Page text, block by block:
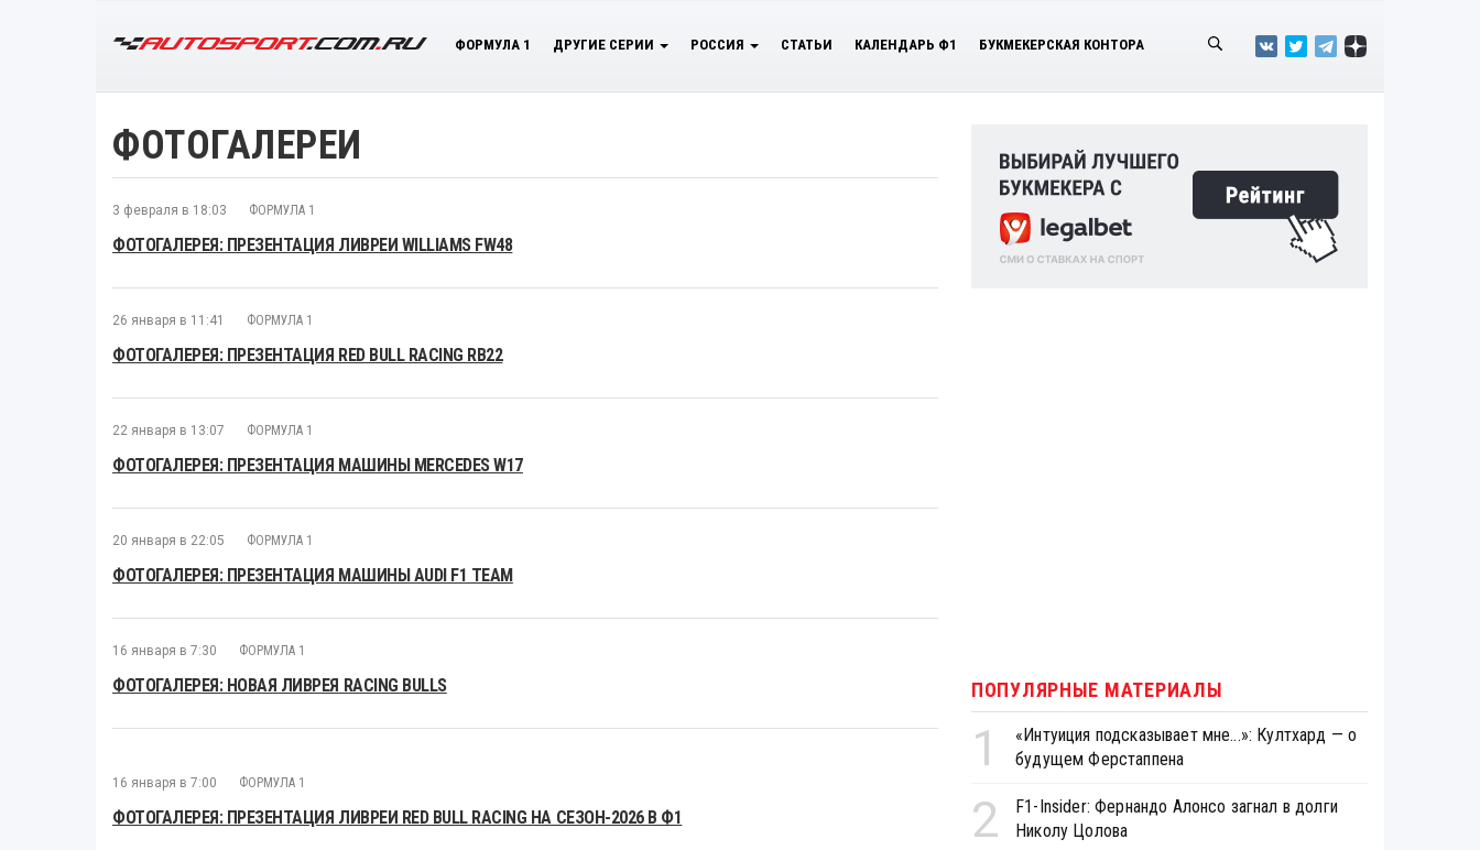
ФОРМУЛА 1 ДРУГИЕ СЕРИИ РОССИЯ СТАТЬИ КАЛЕНДАРЬ Ф1 БУКМЕКЕРСКАЯ КОНТОРА
ФОТОГАЛЕРЕИ
3 февраля в 18:03 ФОРМУЛА 1
ФОТОГАЛЕРЕЯ: ПРЕЗЕНТАЦИЯ ЛИВРЕИ WILLIAMS FW48
26 января в 11:41 ФОРМУЛА 1
ФОТОГАЛЕРЕЯ: ПРЕЗЕНТАЦИЯ RED BULL RACING RB22
22 января в 13:07 ФОРМУЛА 1
ФОТОГАЛЕРЕЯ: ПРЕЗЕНТАЦИЯ МАШИНЫ MERCEDES W17
20 января в 22:05 ФОРМУЛА 1
ФОТОГАЛЕРЕЯ: ПРЕЗЕНТАЦИЯ МАШИНЫ AUDI F1 TEAM
16 января в 7:30 ФОРМУЛА 1
ФОТОГАЛЕРЕЯ: НОВАЯ ЛИВРЕЯ RACING BULLS
16 января в 7:00 ФОРМУЛА 1
ФОТОГАЛЕРЕЯ: ПРЕЗЕНТАЦИЯ ЛИВРЕИ RED BULL RACING НА СЕЗОН-2026 В Ф1
ПОПУЛЯРНЫЕ МАТЕРИАЛЫ
1
«Интуиция подсказывает мне...»: Култхард — о
будущем Ферстаппена
2
F1-Insider: Фернандо Алонсо загнал в долги
Николу Цолова